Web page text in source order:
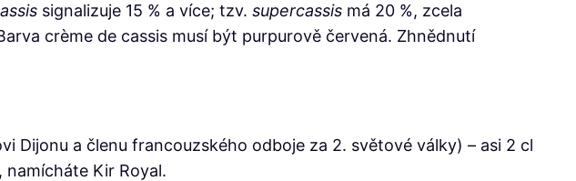
signalizuje 15 % a více; tzv. supercassis má 20 %, zcela
crème de cassis musí být purpurově červená. Zhnědnutí
Dijonu a členu francouzského odboje za 2. světové války) – asi 2 cl
Kir Royal.